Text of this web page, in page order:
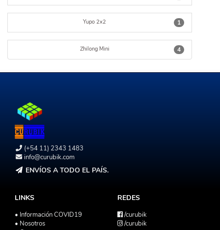
1
Yupo 2x2
4
Zhilong Mini
(+54 11) 2343 1483
info@curubik.com
ENVÍOS A TODO EL PAÍS.
LINKS
• Información COVID19
• Nosotros
REDES
/curubik
/curubik